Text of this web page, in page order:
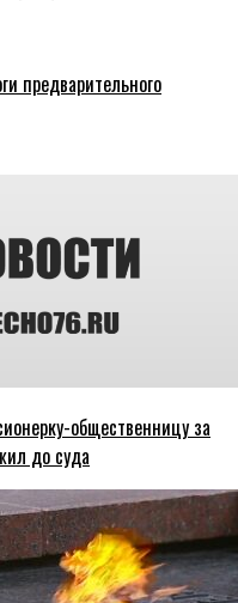
предварительного
общественницу за
до суда